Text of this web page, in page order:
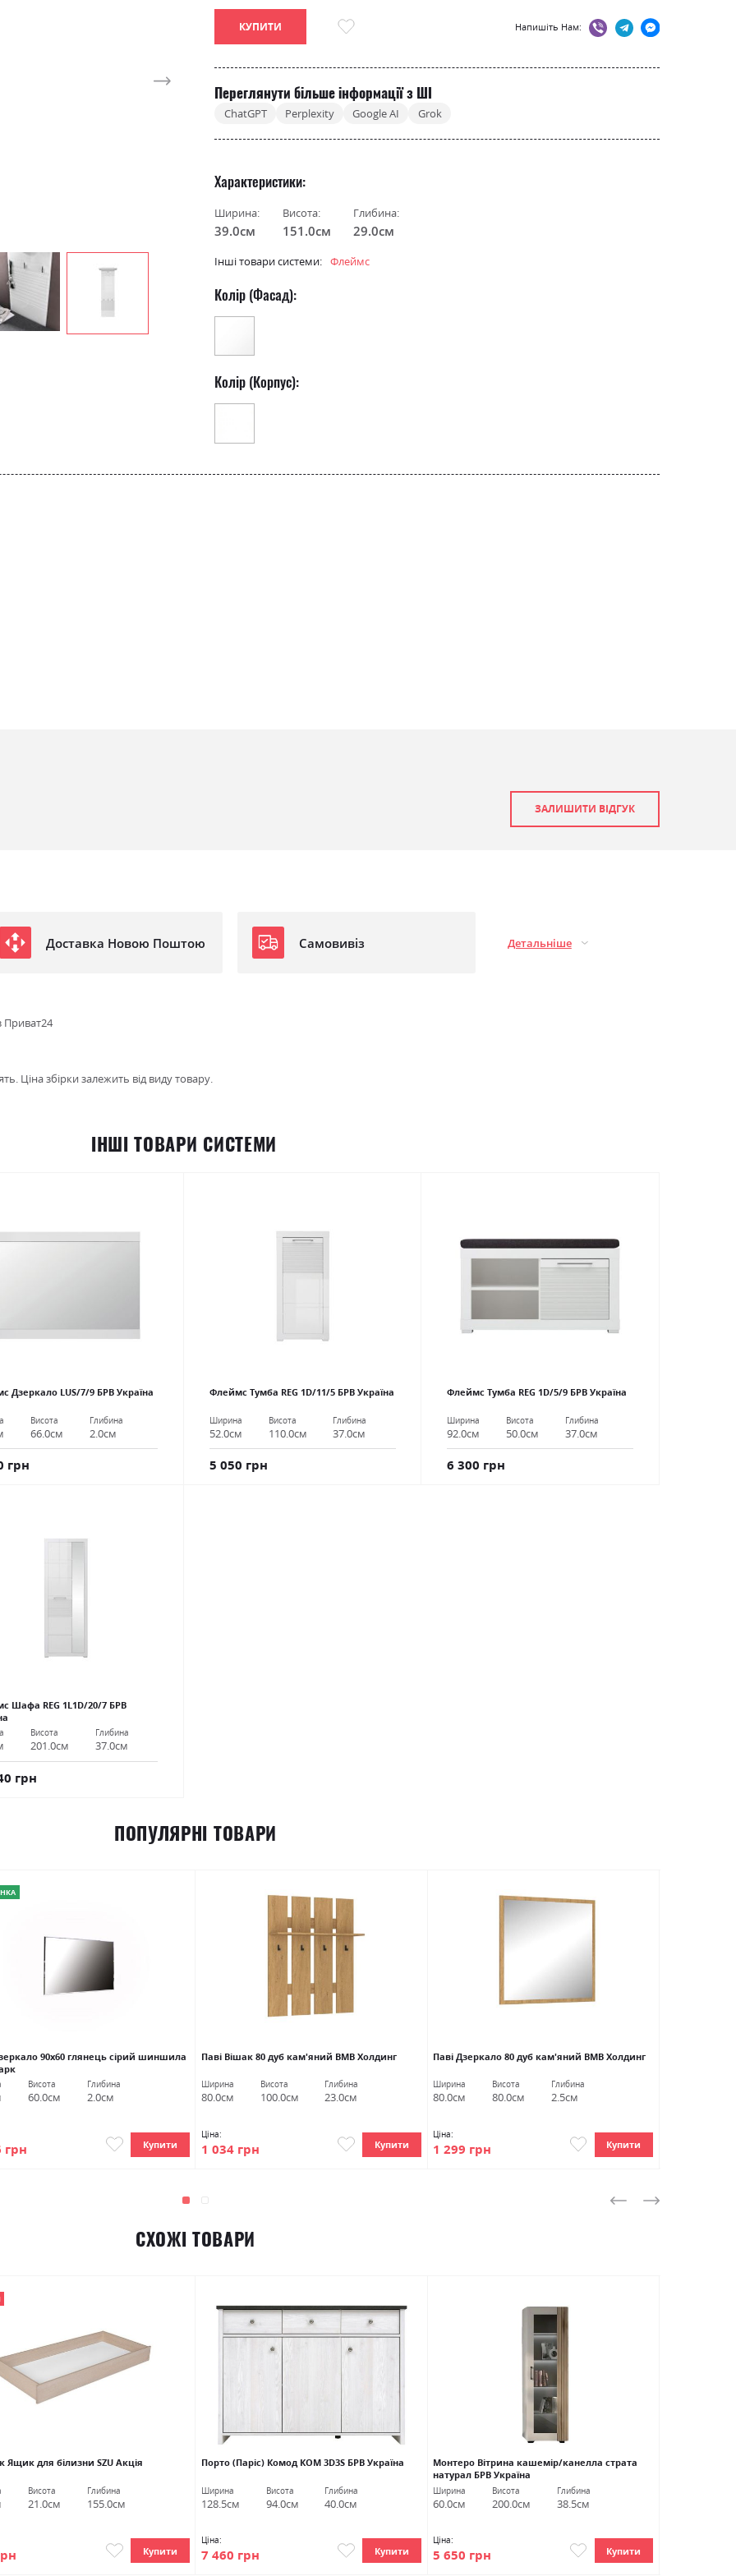
КУПИТИ Напишіть Нам:
Переглянути більше інформації з ШІ
ChatGPT Perplexity Google AI Grok
Характеристики
Ширина:
39.0см
Висота:
151.0см
Глибина:
29.0см
Інші товари системи: Флеймс
Колір (Фасад):
Колір (Корпус):
ЗАЛИШИТИ ВІДГУК
Доставка Новою Поштою Самовивіз Детальніше
Приват24
Ціна збірки залежить від виду товару.
ІНШІ ТОВАРИ СИСТЕМИ
Дзеркало LUS/7/9 БРВ Україна
Висота
66.0см
Глибина
2.0см
грн
Флеймс Тумба REG 1D/11/5 БРВ Україна
Ширина
52.0см
Висота
110.0см
Глибина
37.0см
5 050 грн
Флеймс Тумба REG 1D/5/9 БРВ Україна
Ширина
92.0см
Висота
50.0см
Глибина
37.0см
6 300 грн
Шафа REG 1L1D/20/7 БРВ
Висота
201.0см
Глибина
37.0см
грн
ПОПУЛЯРНІ ТОВАРИ
90х60 глянець сірий шиншила
Висота
60.0см
Глибина
2.0см
грн Купити
Паві Вішак 80 дуб кам'яний ВМВ Холдинг
Ширина
80.0см
Висота
100.0см
Глибина
23.0см
Ціна:
1 034 грн Купити
Паві Дзеркало 80 дуб кам'яний ВМВ Холдинг
Ширина
80.0см
Висота
80.0см
Глибина
2.5см
Ціна:
1 299 грн Купити
СХОЖІ ТОВАРИ
Ящик для білизни SZU Акція
Висота
21.0см
Глибина
155.0см
Купити
Порто (Паріс) Комод КОМ 3D3S БРВ Україна
Ширина
128.5см
Висота
94.0см
Глибина
40.0см
Ціна:
7 460 грн Купити
Монтеро Вітрина кашемір/канелла страта
натурал БРВ Україна
Ширина
60.0см
Висота
200.0см
Глибина
38.5см
Ціна:
5 650 грн Купити